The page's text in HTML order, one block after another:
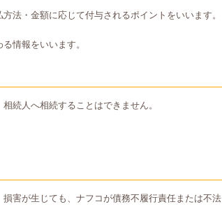
法・金額に応じて付与されるポイントをいいます。
情報をいいます。
続人へ相続することはできません。
害が生じても、ナフコが債務不履行責任または不法